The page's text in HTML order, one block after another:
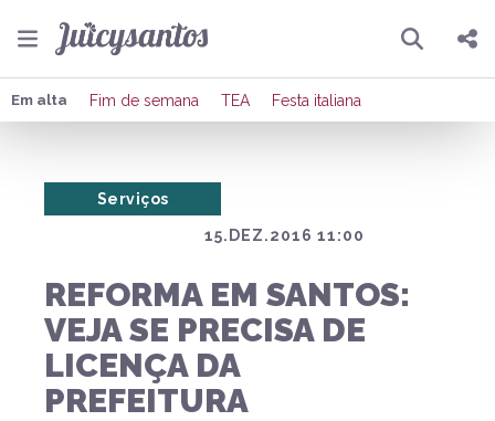
Pesquisar
Compartilhar
Publicar no X
Em alta Fim de semana TEA Festa italiana
15.DEZ.2016 11:00
Serviços
REFORMA EM SANTOS:
VEJA SE PRECISA DE
LICENÇA DA
PREFEITURA